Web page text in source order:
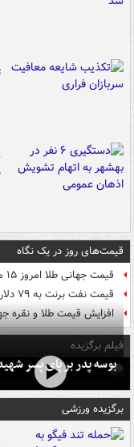
قیمت‌های روز در یک نگاه
قیمت جهانی طلا امروز ۱۵ مرداد
قیمت نفت برنت به ۷۹ دلار رسید
افزایش قیمت طلا و نقره
فیلم برگزیده
بوسه‌ پدر بر پای پسر
برگزیده ورزشی